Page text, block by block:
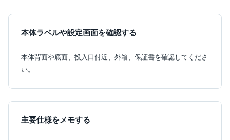
本体ラベルや設定画面を確認する
本体背面や底面、投入口付近、外箱、保証書を確認してくださ
い。
主要仕様をメモする